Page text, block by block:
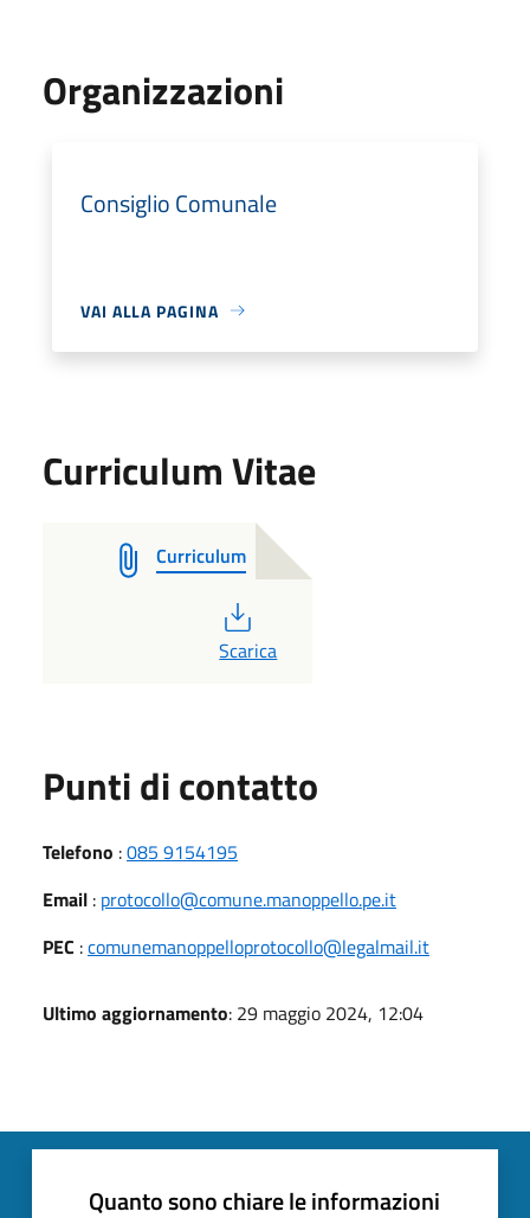
Organizzazioni
Consiglio Comunale
VAI ALLA PAGINA
Curriculum Vitae
Curriculum
PDF
Scarica
Punti di contatto
Telefono :085 9154195
Email : protocollo@comune.manoppello.pe.it
PEC :comunemanoppelloprotocollo@legalmail.it
Ultimo aggiornamento: 29 maggio 2024, 12:04
Quanto sono chiare le informazioni